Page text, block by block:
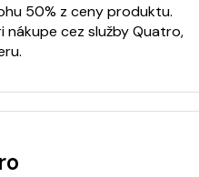
50% z ceny produktu.
cez služby Quatro,